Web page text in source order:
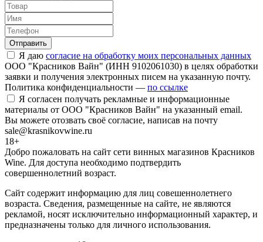
Отправить
Я даю согласие на обработку моих персональных данных
ООО "Красников Вайн" (ИНН 9102061030) в целях обработки
заявки и получения электронных писем на указанную почту.
Политика конфиденциальности — по ссылке
Я согласен получать рекламные и информационные
материалы от ООО "Красников Вайн" на указанный email.
Вы можете отозвать своё согласие, написав на почту
sale@krasnikovwine.ru
18+
Добро пожаловать на сайт сети винных магазинов Красников
Wine. Для доступа необходимо подтвердить
совершеннолетний возраст.
Сайт содержит информацию для лиц совешеннолетнего
возраста. Сведения, размещенные на сайте, не являются
рекламой, носят исключительно информационный характер, и
предназначены только для личного использования.